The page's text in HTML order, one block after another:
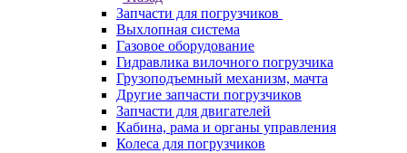
Запчасти для погрузчиков
Выхлопная система
Газовое оборудование
Гидравлика вилочного погрузчика
Грузоподъемный механизм, мачта
Другие запчасти погрузчиков
Запчасти для двигателей
Кабина, рама и органы управления
Колеса для погрузчиков